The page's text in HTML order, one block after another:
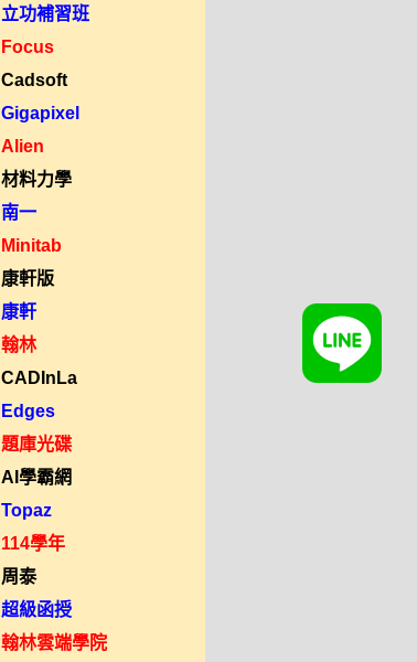
立功補習班
Focus
Cadsoft
Gigapixel
Alien
材料力學
南一
Minitab
康軒版
康軒
翰林
CADInLa
Edges
題庫光碟
AI學霸網
Topaz
114學年
周泰
超級函授
翰林雲端學院